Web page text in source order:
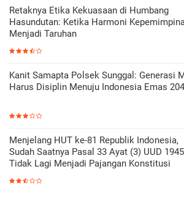
Retaknya Etika Kekuasaan di Humbang
Hasundutan: Ketika Harmoni
Menjadi Taruhan
Kanit Samapta Polsek Sunggal: Generasi
Harus Disiplin Menuju Indonesia Emas
Menjelang HUT ke-81 Republik Indonesia,
Sudah Saatnya Pasal 33 Ayat (3) UUD 1945
Tidak Lagi Menjadi Pajangan Konstitusi